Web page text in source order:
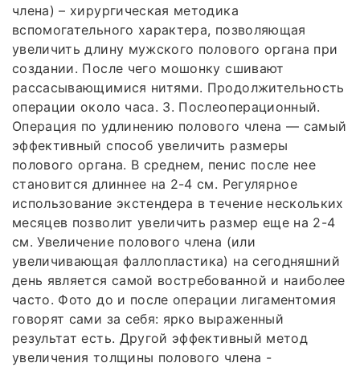
члена) – хирургическая методика
вспомогательного характера, позволяющая
увеличить длину мужского полового органа при
создании. После чего мошонку сшивают
рассасывающимися нитями. Продолжительность
операции около часа. 3. Послеоперационный.
Операция по удлинению полового члена — самый
эффективный способ увеличить размеры
полового органа. В среднем, пенис после нее
становится длиннее на 2-4 см. Регулярное
использование экстендера в течение нескольких
месяцев позволит увеличить размер еще на 2-4
см. Увеличение полового члена (или
увеличивающая фаллопластика) на сегодняшний
день является самой востребованной и наиболее
часто. Фото до и после операции лигаментомия
говорят сами за себя: ярко выраженный
результат есть. Другой эффективный метод
увеличения толщины полового члена -